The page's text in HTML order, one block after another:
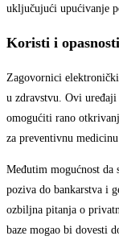
uključujući upućivanje
Koristi i
Zagovornici
u zdravstvu. Ovi
omogućiti rano
za preventivnu
Međutim mogućnost da
poziva do bankarstva i
ozbiljna pitanja o
baze mogao bi dovesti